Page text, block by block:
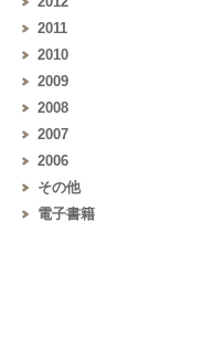
2011
2010
2009
2008
2007
2006
その他
電子書籍